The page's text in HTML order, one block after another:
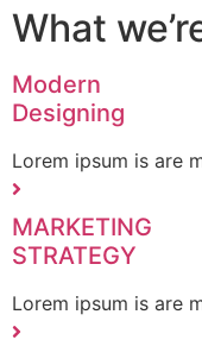
All-in-One Web
The best digital
What
Modern
Lorem ipsum is are